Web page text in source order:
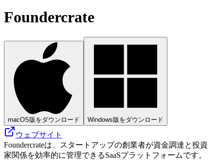
Foundercrate
macOS版をダウンロード Windows版をダウンロード
ウェブサイト
Foundercrateは、スタートアップの創業者が資金調達と投資
家関係を効率的に管理できるSaaSプラットフォームです。